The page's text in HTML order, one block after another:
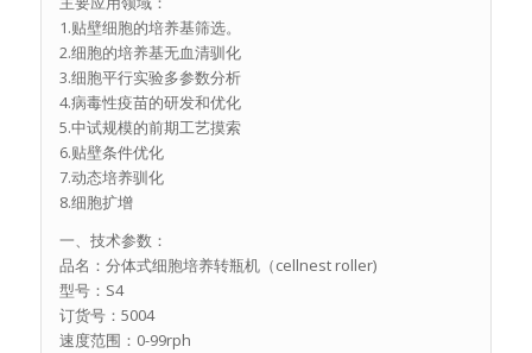
1.贴壁细胞的培养基筛选。
2.细胞的培养基无血清驯化
3.细胞平行实验多参数分析
4.病毒性疫苗的研发和优化
5.中试规模的前期工艺摸索
6.贴壁条件优化
7.动态培养驯化
8.细胞扩增
一、技术参数：
品名：分体式细胞培养转瓶机（cellnest roller)
型号：S4
订货号：5004
速度范围：0-99rph